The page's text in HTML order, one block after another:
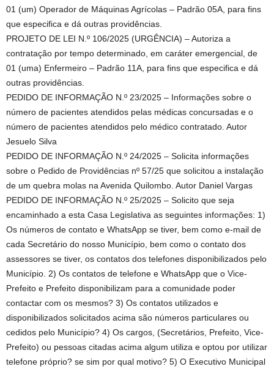
01 (um) Operador de Máquinas Agrícolas – Padrão 05A, para fins
que especifica e dá outras providências.
PROJETO DE LEI N.º 106/2025 (URGÊNCIA) – Autoriza a
contratação por tempo determinado, em caráter emergencial, de
01 (uma) Enfermeiro – Padrão 11A, para fins que especifica e dá
outras providências.
PEDIDO DE INFORMAÇÃO N.º 23/2025 – Informações sobre o
número de pacientes atendidos pelas médicas concursadas e o
número de pacientes atendidos pelo médico contratado. Autor
Jesuelo Silva
PEDIDO DE INFORMAÇÃO N.º 24/2025 – Solicita informações
sobre o Pedido de Providências nº 57/25 que solicitou a instalação
de um quebra molas na Avenida Quilombo. Autor Daniel Vargas
PEDIDO DE INFORMAÇÃO N.º 25/2025 – Solicito que seja
encaminhado a esta Casa Legislativa as seguintes informações: 1)
Os números de contato e WhatsApp se tiver, bem como e-mail de
cada Secretário do nosso Município, bem como o contato dos
assessores se tiver, os contatos dos telefones disponibilizados pelo
Município. 2) Os contatos de telefone e WhatsApp que o Vice-
Prefeito e Prefeito disponibilizam para a comunidade poder
contactar com os mesmos? 3) Os contatos utilizados e
disponibilizados solicitados acima são números particulares ou
cedidos pelo Município? 4) Os cargos, (Secretários, Prefeito, Vice-
Prefeito) ou pessoas citadas acima algum utiliza e optou por utilizar
telefone próprio? se sim por qual motivo? 5) O Executivo Municipal